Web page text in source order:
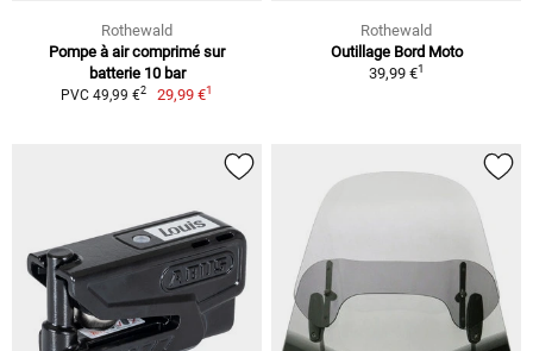
Rothewald
Pompe à air comprimé sur
batterie 10 bar
PVC 49,99 €2 29,99 €1
Rothewald
Outillage Bord Moto
39,99 €1